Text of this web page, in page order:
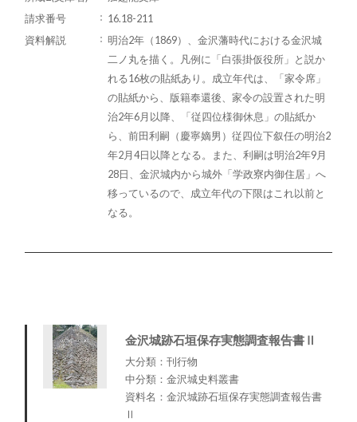
請求番号
16.18-211
資料解説
明治2年（1869）、金沢藩時代における金沢城
二ノ丸を描く。凡例に「白張掛仮役所」と説か
れる16枚の貼紙あり。成立年代は、「家令席」
の貼紙から、版籍奉還後、家令の設置された明
治2年6月以降、「従四位様御休息」の貼紙か
ら、前田利嗣（慶寧嫡男）従四位下叙任の明治2
年2月4日以降となる。また、利嗣は明治2年9月
28日、金沢城内から城外「学政寮内御住居」へ
移っているので、成立年代の下限はこれ以前と
なる。
金沢城跡石垣保存実態調査報告書Ⅱ
大分類：刊行物
中分類：金沢城史料叢書
資料名：金沢城跡石垣保存実態調査報告書
Ⅱ